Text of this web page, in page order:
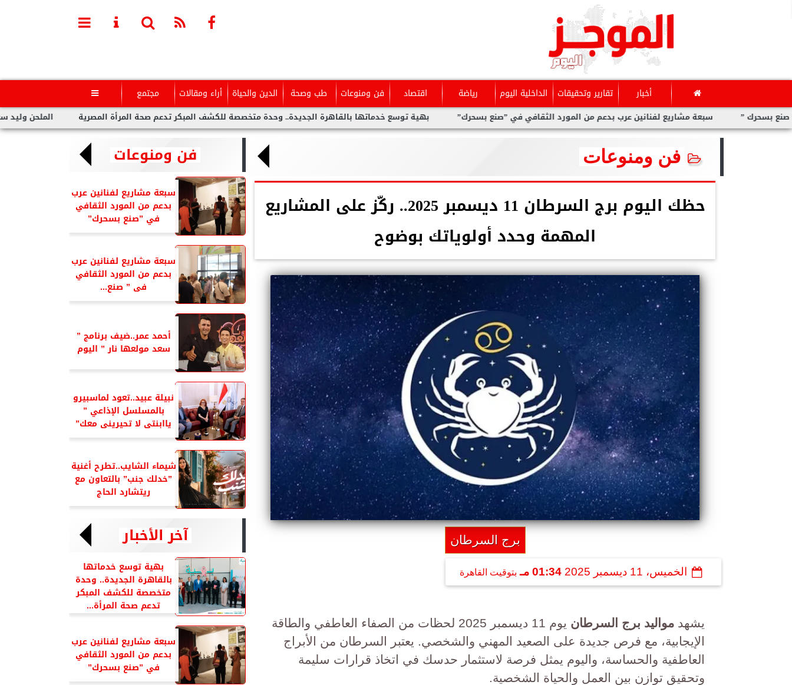
أخبار تقارير وتحقيقات الداخلية اليوم رياضة اقتصاد فن ومنوعات طب وصحة الدين والحياة أراء ومقالات مجتمع 
الملحن وليد سعد : أزمة بهية توسع خدماتها بالقاهرة الجديدة.. وحدة متخصصة للكشف المبكر تدعم صحة المرأة المصرية سبعة مشاريع لفنانين عرب بدعم من المورد الثقافي في ”صنع بسحرك”
فن ومنوعات
حظك اليوم برج السرطان 11 ديسمبر 2025.. ركّز على المشاريع
المهمة وحدد أولوياتك بوضوح
برج السرطان
الخميس، 11 ديسمبر 2025 01:34 مـ بتوقيت القاهرة
يشهدمواليد برج السرطان
يوم 11 ديسمبر 2025 لحظات من الصفاء العاطفي والطاقة
الإيجابية، مع فرص جديدة على الصعيد المهني والشخصي. يعتبر السرطان من الأبراج
العاطفية والحساسة، واليوم يمثل فرصة لاستثمار حدسك في اتخاذ قرارات سليمة
وتحقيق توازن بين العمل والحياة الشخصية.
فن ومنوعات
سبعة مشاريع لفنانين عرب
بدعم من المورد الثقافي
في ”صنع بسحرك”
سبعة مشاريع لفنانين عرب
بدعم من المورد الثقافي
فى ” صنع...
أحمد عمر..ضيف برنامج ”
سعد مولعها نار ” اليوم
نبيلة عبيد..تعود لماسبيرو
بالمسلسل الإذاعي ”
ياابنتى لا تحيرينى معك”
شيماء الشايب..تطرح أغنية
”خدلك جنب” بالتعاون مع
ريتشارد الحاج
آخر الأخبار
بهية توسع خدماتها
بالقاهرة الجديدة.. وحدة
متخصصة للكشف المبكر
تدعم صحة المرأة...
سبعة مشاريع لفنانين عرب
بدعم من المورد الثقافي
في ”صنع بسحرك”